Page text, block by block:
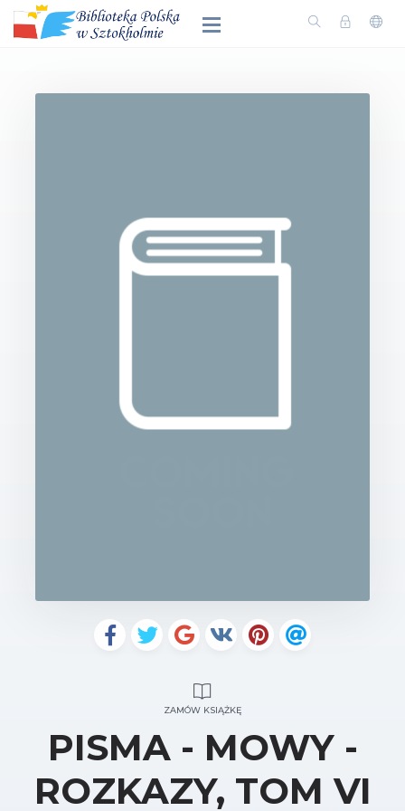
ZAMÓW KSIĄŻKĘ
PISMA - MOWY -
ROZKAZY, TOM VI